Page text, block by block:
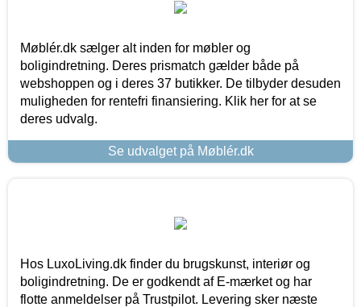
Møblér.dk sælger alt inden for møbler og
boligindretning. Deres prismatch gælder både på
webshoppen og i deres 37 butikker. De tilbyder desuden
muligheden for rentefri finansiering. Klik her for at se
deres udvalg.
Se udvalget på Møblér.dk
Hos LuxoLiving.dk finder du brugskunst, interiør og
boligindretning. De er godkendt af E-mærket og har
flotte anmeldelser på Trustpilot. Levering sker næste